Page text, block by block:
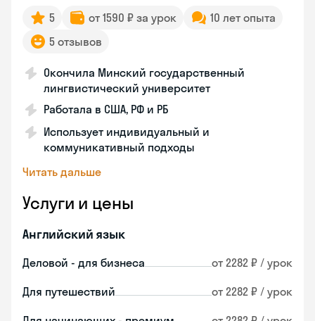
5 от 1590 ₽ за урок
10 лет опыта
5 отзывов
Окончила Минский государственный
лингвистический университет
Работала в США, РФ и РБ
Использует индивидуальный и
коммуникативный подходы
Читать дальше
Услуги и цены
Английский язык
Деловой - для бизнеса от 2282 ₽ / урок
Для путешествий от 2282 ₽ / урок